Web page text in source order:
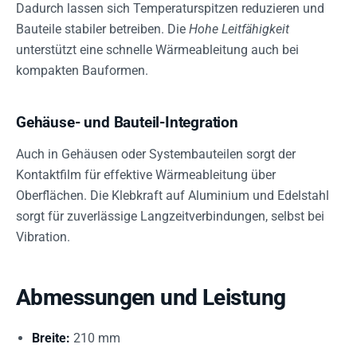
Dadurch lassen sich Temperaturspitzen reduzieren und
Bauteile stabiler betreiben. Die Hohe Leitfähigkeit
unterstützt eine schnelle Wärmeableitung auch bei
kompakten Bauformen.
Gehäuse- und Bauteil-Integration
Auch in Gehäusen oder Systembauteilen sorgt der
Kontaktfilm für effektive Wärmeableitung über
Oberflächen. Die Klebkraft auf Aluminium und Edelstahl
sorgt für zuverlässige Langzeitverbindungen, selbst bei
Vibration.
Abmessungen und Leistung
Breite: 210 mm